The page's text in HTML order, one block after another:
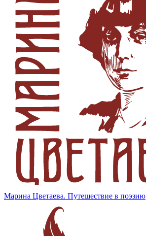
Марина Цветаева. Путешествие в поэзию